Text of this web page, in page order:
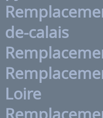
de-calais
Loire